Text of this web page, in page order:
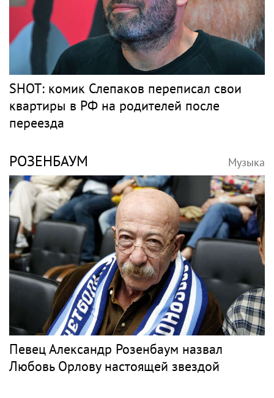
SHOT: комик Слепаков переписал свои
квартиры в РФ на родителей после
переезда
РОЗЕНБАУМ Музыка
Певец Александр Розенбаум назвал
Любовь Орлову настоящей звездой